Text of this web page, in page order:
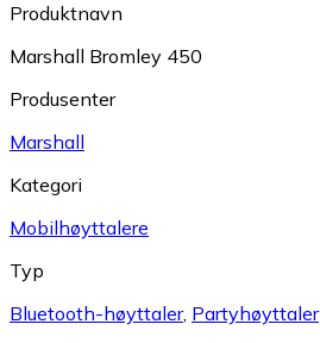
Produktnavn
Marshall Bromley 450
Produsenter
Marshall
Kategori
Mobilhøyttalere
Typ
Bluetooth-høyttaler, Partyhøyttaler